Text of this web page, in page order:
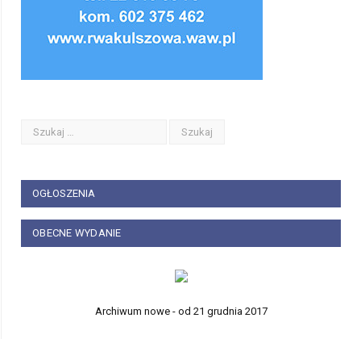
OGŁOSZENIA
OBECNE WYDANIE
Archiwum nowe - od 21 grudnia 2017